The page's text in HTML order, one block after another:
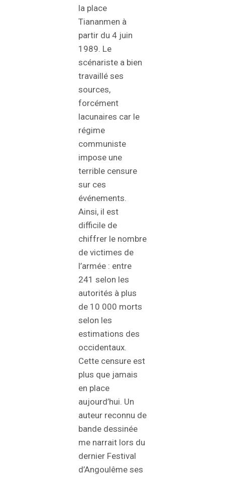
la place
Tiananmen à
partir du 4 juin
1989. Le
scénariste a bien
travaillé ses
sources,
forcément
lacunaires car le
régime
communiste
impose une
terrible censure
sur ces
événements.
Ainsi, il est
difficile de
chiffrer le nombre
de victimes de
l’armée : entre
241 selon les
autorités à plus
de 10 000 morts
selon les
estimations des
occidentaux.
Cette censure est
plus que jamais
en place
aujourd’hui. Un
auteur reconnu de
bande dessinée
me narrait lors du
dernier Festival
d’Angoulême ses